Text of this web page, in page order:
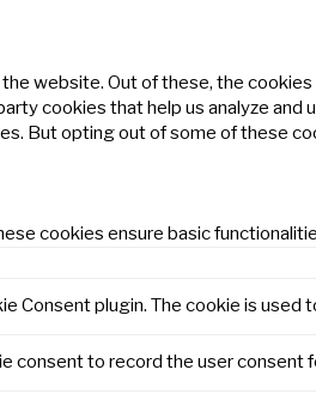
website. Out of these, the
cookies that help us analyze
But opting out of some of these
cookies ensure basic
Consent plugin. The cookie is
consent to record the user consent